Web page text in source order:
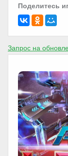
Поделитесь
Запрос на